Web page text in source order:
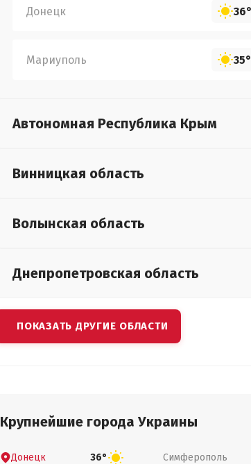
Донецк 36°
Мариуполь 35°
Автономная Республика Крым
Винницкая область
Волынская область
Днепропетровская область
ПОКАЗАТЬ ДРУГИЕ ОБЛАСТИ
Крупнейшие города Украины
Донецк 36° Симферополь